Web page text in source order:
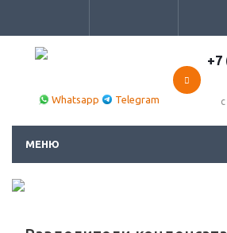
Whatsapp Telegram
+7
МЕНЮ